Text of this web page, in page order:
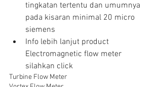
tingkatan tertentu dan umumnya
pada kisaran minimal 20 micro
siemens
Info lebih lanjut product
Electromagnetic flow meter
silahkan click
Turbine Flow Meter